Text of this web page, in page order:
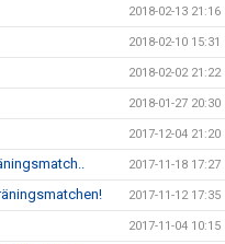
2018-02-13 21:16
2018-02-10 15:31
2018-02-02 21:22
2018-01-27 20:30
2017-12-04 21:20
2017-11-18 17:27
2017-11-12 17:35
2017-11-04 10:15